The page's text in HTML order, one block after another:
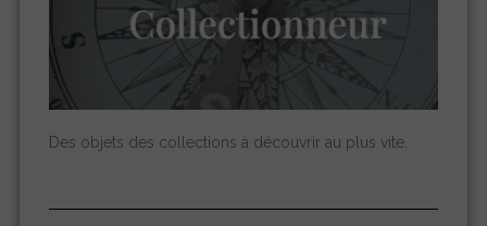
Des objets des collections à découvrir au plus vite.